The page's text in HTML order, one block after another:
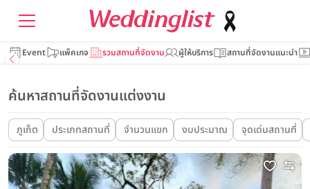
Event แพ็คเกจ รวมสถานที่จัดงาน ผู้ให้บริการ สถานที่จัดงานแนะนำ
ค้นหาสถานที่จัดงานแต่งงาน
ภูเก็ต ประเภทสถานที่ จำนวนแขก งบประมาณ จุดเด่นสถานที่